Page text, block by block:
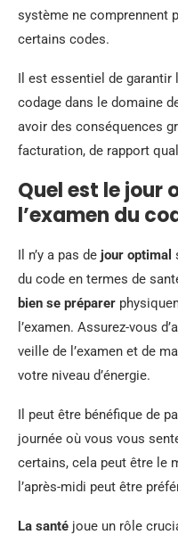
système ne comprennent
certains codes.
Il est essentiel de garantir
codage dans le domaine
avoir des conséquences
facturation, de rapport
Quel est le jour
l’examen du
Il n’y a pas de jour optimal
du code en termes de
bien se préparer
l’examen. Assurez-vous
veille de l’examen et de
votre niveau d’énergie.
Il peut être bénéfique de
journée où vous vous
certains, cela peut être le
l’après-midi peut être
La santé joue un rôle